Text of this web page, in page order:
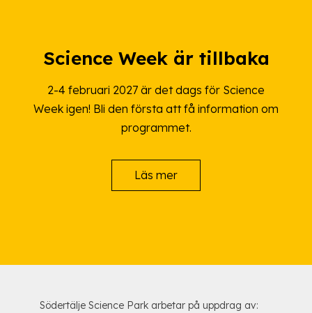
Science Week är tillbaka
2-4 februari 2027 är det dags för Science
Week igen! Bli den första att få information om
programmet.
Läs mer
Södertälje Science Park arbetar på uppdrag av: